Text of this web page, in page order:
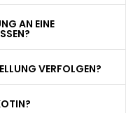
AN EINE
VERFOLGEN?